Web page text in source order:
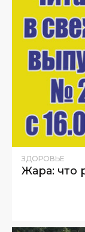
ЗДОРОВЬЕ
Жара: что